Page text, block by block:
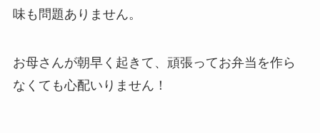
味も問題ありません。
お母さんが朝早く起きて、頑張ってお弁当を作ら
なくても心配いりません！